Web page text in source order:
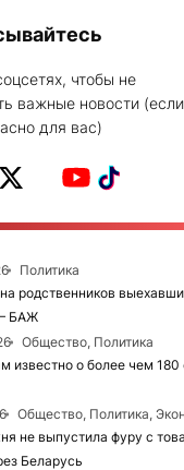
чтобы не
важные новости (если
для вас)
Политика
родственников
БАЖ
Общество, Политика
известно о более чем 180
Общество, Политика,
не выпустила фуру с
Беларусь